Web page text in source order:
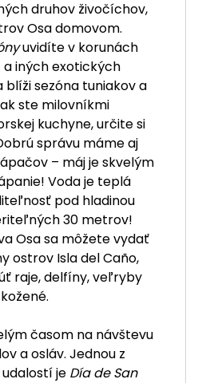
druhov živočíchov,
Osa domovom.
uvidíte v korunách
iných exotických
blíži sezóna tuniakov a
ste milovníkmi
kuchyne, určite si
správu máme aj
– máj je skvelým
Voda je teplá
pod hladinou
30 metrov!
Osa sa môžete vydať
ostrov Isla del Caño,
raje, delfíny, veľryby
časom na návštevu
a osláv. Jednou z
je Día de San